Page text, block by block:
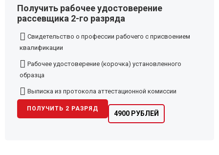
Получить рабочее удостоверение
рассевщика 2-го разряда
Свидетельство о профессии рабочего с присвоением
квалификации
Рабочее удостоверение (корочка) установленного
образца
Выписка из протокола аттестационной комиссии
4900 РУБЛЕЙ
ПОЛУЧИТЬ 2 РАЗРЯД